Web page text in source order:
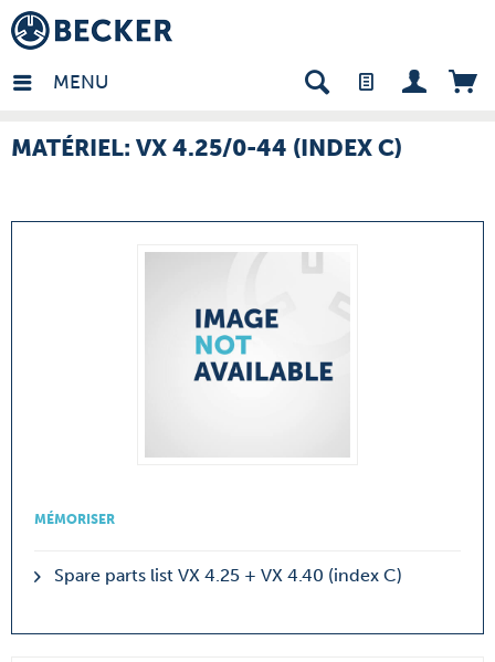
MENU
- FR
MATÉRIEL: VX 4.25/0-44 (INDEX C)
MÉMORISER
Spare parts list VX 4.25 + VX 4.40 (index C)